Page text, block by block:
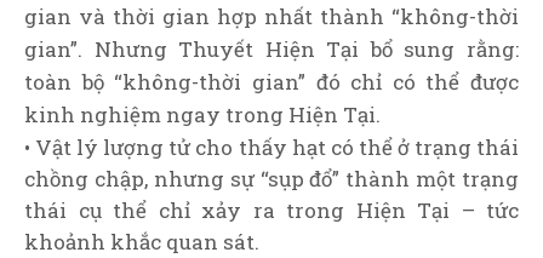
gian và thời gian hợp nhất thành “không-thời
gian”. Nhưng Thuyết Hiện Tại bổ sung rằng:
toàn bộ “không-thời gian” đó chỉ có thể được
kinh nghiệm ngay trong Hiện Tại.
• Vật lý lượng tử cho thấy hạt có thể ở trạng thái
chồng chập, nhưng sự “sụp đổ” thành một trạng
thái cụ thể chỉ xảy ra trong Hiện Tại – tức
khoảnh khắc quan sát.